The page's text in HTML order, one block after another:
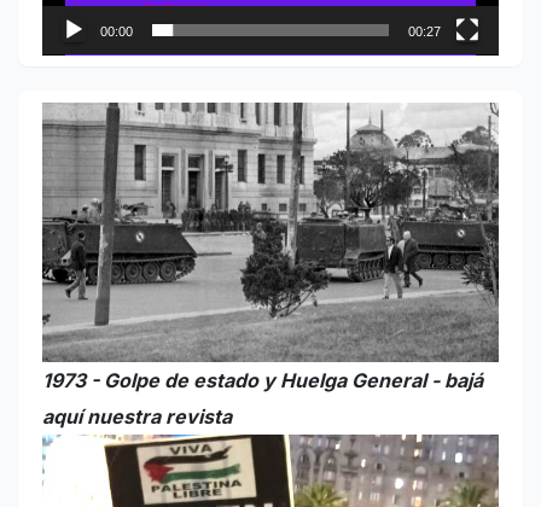
00:00 00:27
1973 - Golpe de estado y Huelga General - bajá
aquí nuestra revista